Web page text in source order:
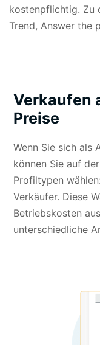
kostenpflichtig. Zu
Trend, Answer the
Verkaufen
Preise
Wenn Sie sich als
können Sie auf
Profiltypen
Verkäufer. Diese
Betriebskosten
unterschiedliche